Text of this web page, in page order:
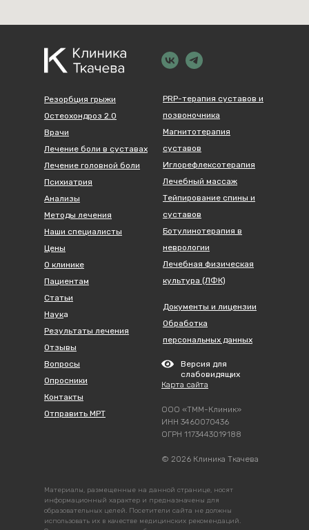
Резорбция грыжи
Остеохондроз 2.0
Врачи
Лечение боли в суставах
Лечение головной боли
Психиатрия
Анализы
Методы лечения
Наши специалисты
Цены
О клинике
Пациентам
Статьи
Наука
Результаты лечения
Отзывы
Вопросы
Опросники
Контакты
Отправить МРТ
PRP-терапия суставов и
позвоночника
Магнитотерапия
суставов
Иглорефлексотерапия
Лечебный массаж
Тейпирование спины и
суставов
Ботулинотерапия в
неврологии
Лечебная физическая
культура (ЛФК)
Документы и лицензии
Обработка
персональных данных
Версия для
слабовидящих
Карта сайта
ООО «ТММ-Клиник»
ИНН 3460070436
ОГРН 1173443019188
© 2026 Клиника Ткачева
Материалы, размещенные на данной странице, носят
информационный характер и предназначены для
образовательных целей. Посетители сайта не должны
использовать их в качестве медицинских рекомендаций.